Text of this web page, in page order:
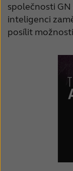
společnosti
inteligenci
posílit